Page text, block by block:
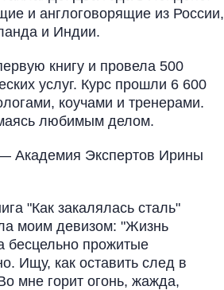
и англоговорящие из России,
и Индии.
книгу и провела 500
услуг. Курс прошли 6 600
коучами и тренерами.
любимым делом.
Академия Экспертов Ирины
"Как закалялась сталь"
моим девизом: "Жизнь
бесцельно прожитые
Ищу, как оставить след в
мне горит огонь, жажда,